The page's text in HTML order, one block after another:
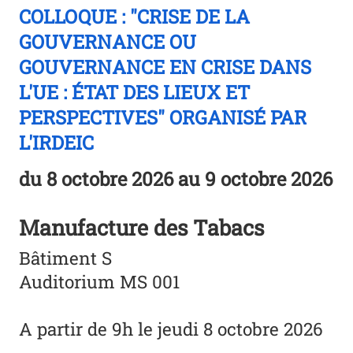
COLLOQUE : "CRISE DE LA
GOUVERNANCE OU
GOUVERNANCE EN CRISE DANS
L'UE : ÉTAT DES LIEUX ET
PERSPECTIVES" ORGANISÉ PAR
L'IRDEIC
du 8 octobre 2026 au 9 octobre 2026
Manufacture des Tabacs
Bâtiment S
Auditorium MS 001
A partir de 9h le jeudi 8 octobre 2026